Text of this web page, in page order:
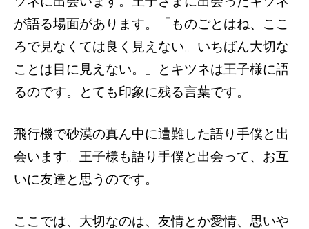
が語る場面があ ります。「ものごとはね、ここ
ろで見なくては良く見えない。いちばん大切な
ことは目に 見えない。」とキツネは王子様に語
るのです。
とても印象に残る言葉です。
飛行機で砂漠の真ん中に遭難した語り手僕と出
会います。王子様も語り手僕と出会って、お互
いに友達と 思うのです。
ここでは、大切なのは、友情とか愛情、思いや